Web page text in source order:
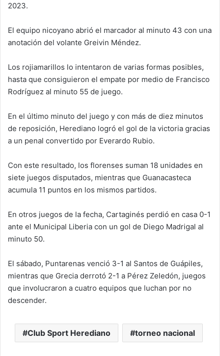
2023.
El equipo nicoyano abrió el marcador al minuto 43 con una
anotación del volante Greivin Méndez.
Los rojiamarillos lo intentaron de varias formas posibles,
hasta que consiguieron el empate por medio de Francisco
Rodríguez al minuto 55 de juego.
En el último minuto del juego y con más de diez minutos
de reposición, Herediano logró el gol de la victoria gracias
a un penal convertido por Everardo Rubio.
Con este resultado, los florenses suman 18 unidades en
siete juegos disputados, mientras que Guanacasteca
acumula 11 puntos en los mismos partidos.
En otros juegos de la fecha, Cartaginés perdió en casa 0-1
ante el Municipal Liberia con un gol de Diego Madrigal al
minuto 50.
El sábado, Puntarenas venció 3-1 al Santos de Guápiles,
mientras que Grecia derrotó 2-1 a Pérez Zeledón, juegos
que involucraron a cuatro equipos que luchan por no
descender.
Club Sport Herediano torneo nacional